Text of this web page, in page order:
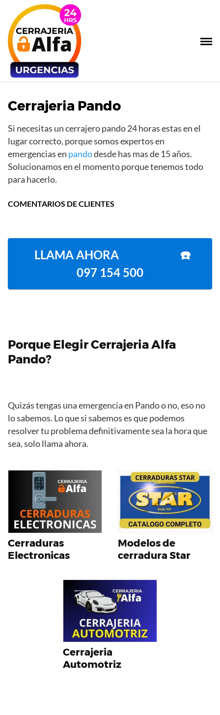
Cerrajeria Pando
Si necesitas un cerrajero pando 24 horas estas en el
lugar correcto, porque somos expertos en
emergencias en pandodesde has mas de 15 años.
Solucionamos en el momento porque tenemos todo
para hacerlo.
COMENTARIOS DE CLIENTES
LLAMA AHORA ☎️
097 154 500
Porque ElegirCerrajeriaAlfa
Pando?
Quizás tengas una emergencia en Pando o no, eso no
lo sabemos. Lo que si sabemos es que podemos
resolver tu problema definitivamente sea la hora que
sea, solo llama ahora.
Cerraduras
Electronicas
Modelos de
cerradura Star
Cerrajeria
Automotriz